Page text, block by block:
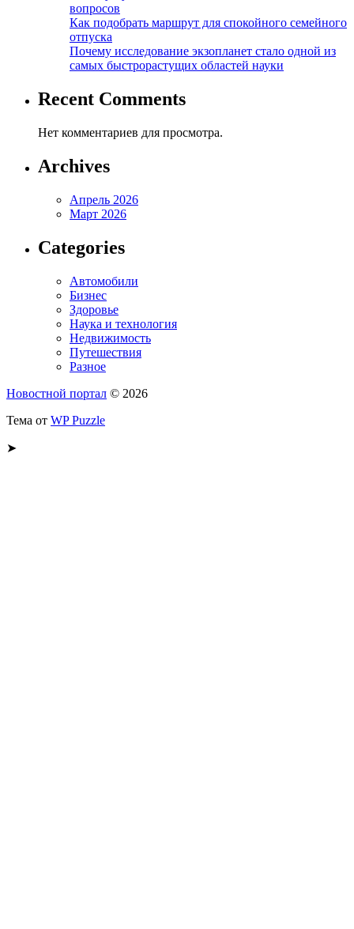
вопросов
Как подобрать маршрут для спокойного семейного
отпуска
Почему исследование экзопланет стало одной из
самых быстрорастущих областей науки
Recent Comments
Нет комментариев для просмотра.
Archives
Апрель 2026
Март 2026
Categories
Автомобили
Бизнес
Здоровье
Наука и технология
Недвижимость
Путешествия
Разное
Новостной портал © 2026
Тема от WP Puzzle
➤